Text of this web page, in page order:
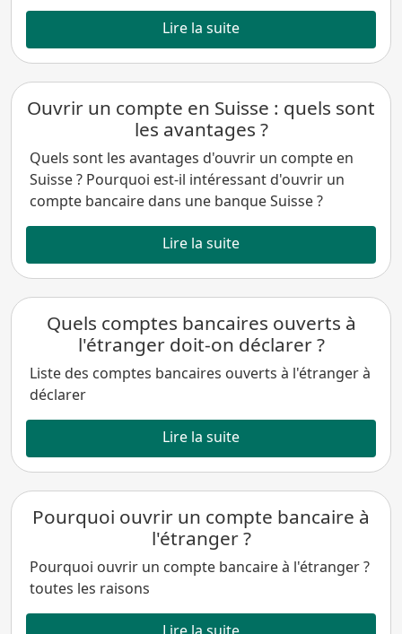
Lire la suite
Ouvrir un compte en Suisse : quels sont
les avantages ?
Quels sont les avantages d'ouvrir un compte en
Suisse ? Pourquoi est-il intéressant d'ouvrir un
compte bancaire dans une banque Suisse ?
Lire la suite
Quels comptes bancaires ouverts à
l'étranger doit-on déclarer ?
Liste des comptes bancaires ouverts à l'étranger à
déclarer
Lire la suite
Pourquoi ouvrir un compte bancaire à
l'étranger ?
Pourquoi ouvrir un compte bancaire à l'étranger ?
toutes les raisons